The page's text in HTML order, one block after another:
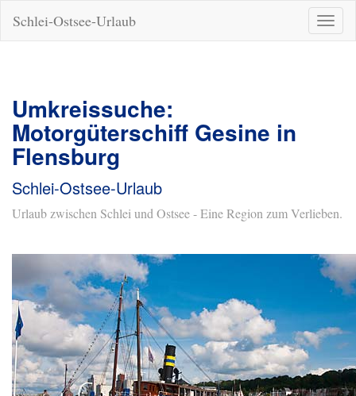
ein-/
Schlei-Ostsee-Urlaub
Umkreissuche:
Motorgüterschiff Gesine in
Flensburg
Schlei-Ostsee-Urlaub
Urlaub zwischen Schlei und Ostsee - Eine Region zum Verlieben.